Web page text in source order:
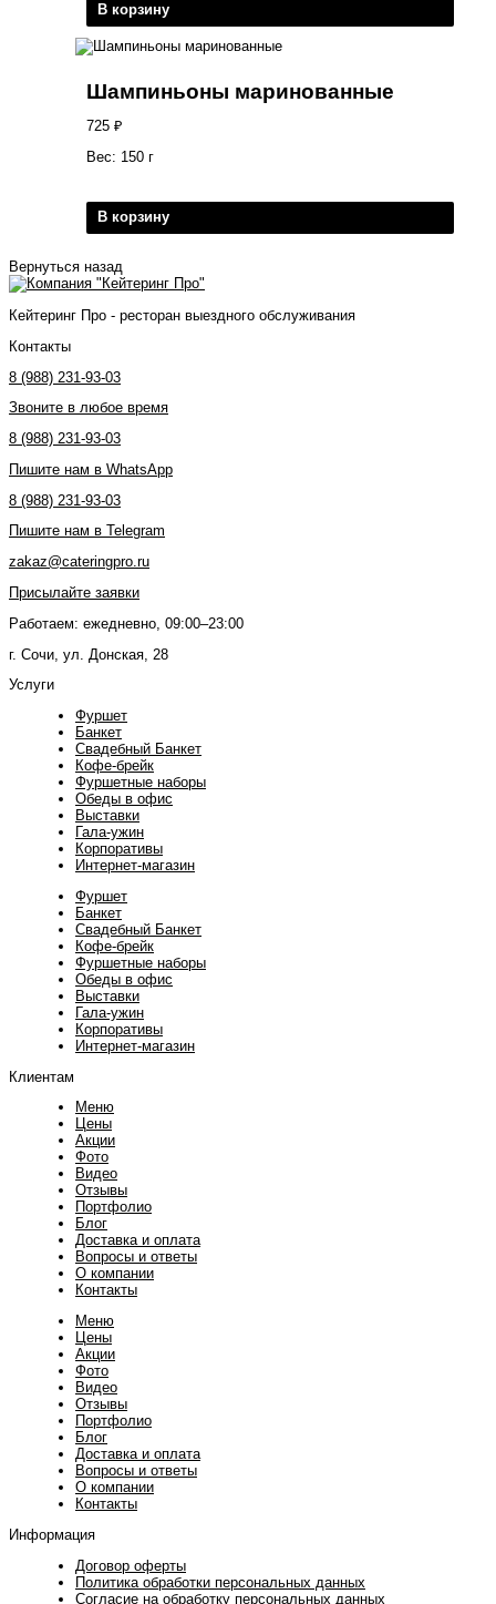
В корзину
Шампиньоны маринованные
725 ₽
Вес: 150 г
В корзину
Вернуться назад
Кейтеринг Про - ресторан выездного обслуживания
Контакты
8 (988) 231-93-03
Звоните в любое время
8 (988) 231-93-03
Пишите нам в WhatsApp
8 (988) 231-93-03
Пишите нам в Telegram
zakaz@cateringpro.ru
Присылайте заявки
Работаем: ежедневно, 09:00–23:00
г. Сочи, ул. Донская, 28
Услуги
Фуршет
Банкет
Свадебный Банкет
Кофе-брейк
Фуршетные наборы
Обеды в офис
Выставки
Гала-ужин
Корпоративы
Интернет-магазин
Фуршет
Банкет
Свадебный Банкет
Кофе-брейк
Фуршетные наборы
Обеды в офис
Выставки
Гала-ужин
Корпоративы
Интернет-магазин
Клиентам
Меню
Цены
Акции
Фото
Видео
Отзывы
Портфолио
Блог
Доставка и оплата
Вопросы и ответы
О компании
Контакты
Меню
Цены
Акции
Фото
Видео
Отзывы
Портфолио
Блог
Доставка и оплата
Вопросы и ответы
О компании
Контакты
Информация
Договор оферты
Политика обработки персональных данных
Согласие на обработку персональных данных